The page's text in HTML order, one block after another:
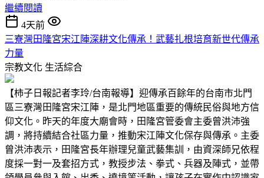
繼續閱讀
4天前
三寮灣田隆宮宋江陣深耕文化傳承！武藝扎根培育新世代傳承
力量
宗教文化 生活綜合
【柿子日報記者李玲/台南報導】迎傳承百餘年的台南市北門
區三寮灣田隆宮宋江陣，是北門地區重要的傳統民俗與地方信
仰文化。昨天的年度大廟會時，田隆宮管委會主委曾洪沛強
調，將持續結合社區力量，推動宋江陣文化保存與傳承。主委
曾洪沛表示，田隆宮長年辦理兒童武藝集訓，由資深師兄依程
度採一對一及套招方式，教授步法、拳式、兵器及陣式，並帶